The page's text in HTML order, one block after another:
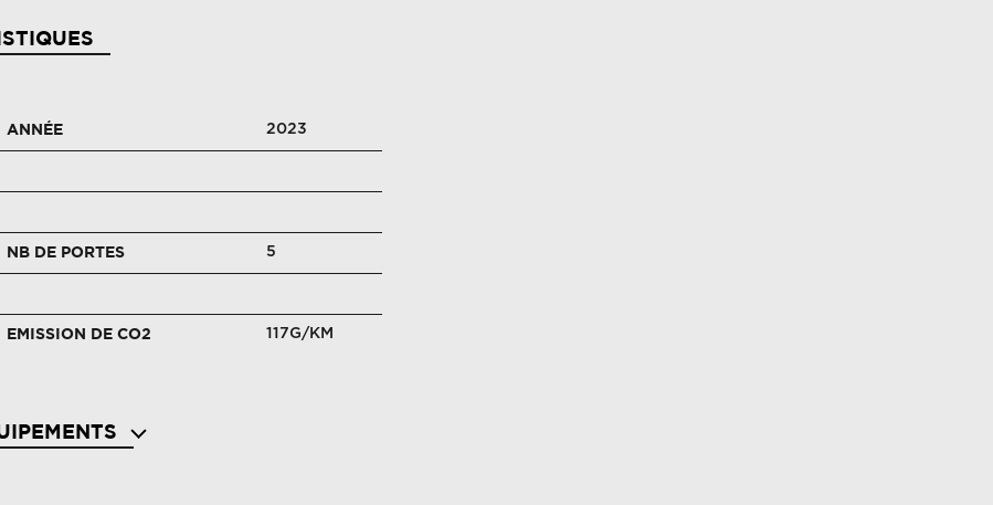
ANNÉE 2023
NB DE PORTES 5
EMISSION DE CO2 117G/KM